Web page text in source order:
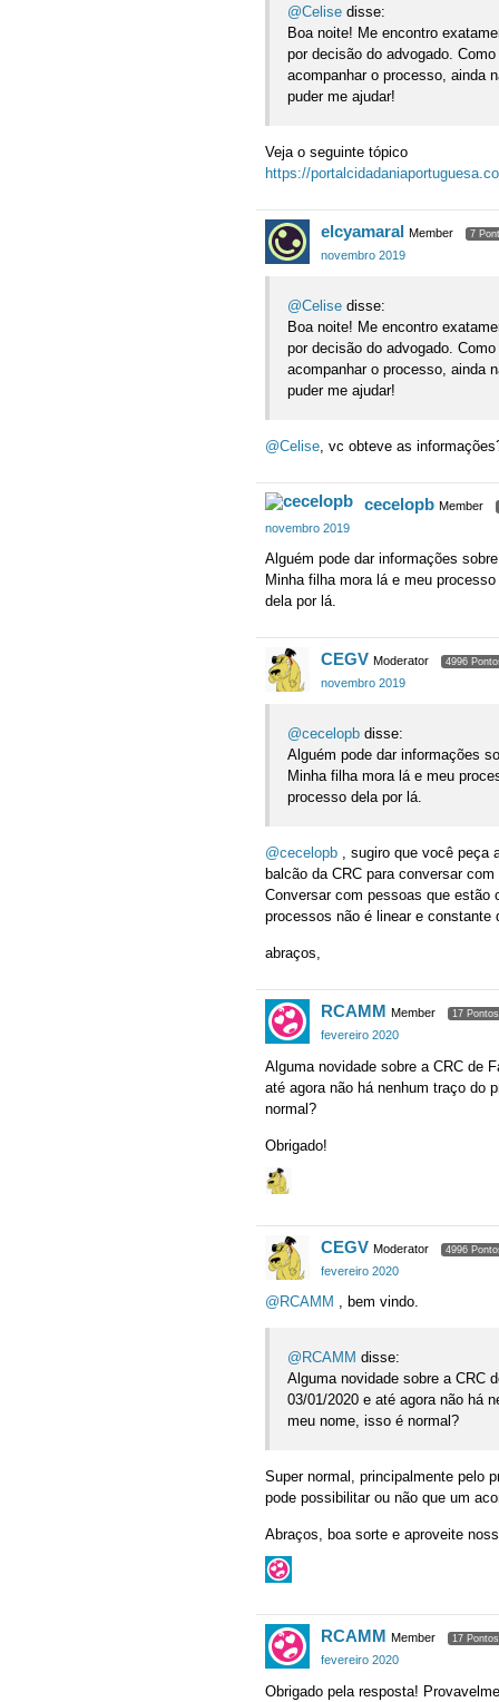
@Celise disse:
Boa noite! Me encontro
por decisão do advogado.
acompanhar o processo, ainda
puder me ajudar!
Veja o seguinte tópico
https://
elcyamaral Member 7
novembro 2019
@Celise disse:
Boa noite! Me encontro
por decisão do advogado.
acompanhar o processo, ainda
puder me ajudar!
@Celise , vc obteve as
cecelopb Member
novembro 2019
Alguém pode dar informações
Minha filha mora lá e meu
dela por lá.
CEGV Moderator 4996
novembro 2019
@cecelopb disse:
Alguém pode dar informações
Minha filha mora lá e meu
processo dela por lá.
@cecelopb , sugiro que você peça
balcão da CRC para conversar
Conversar com pessoas que estão
processos não é linear e constante
abraços,
RCAMM Member 17 Pontos
fevereiro 2020
Alguma novidade sobre a CRC de
até agora não há nenhum traço do
normal?
Obrigado!
CEGV Moderator 4996
fevereiro 2020
@RCAMM , bem vindo.
@RCAMM disse:
Alguma novidade sobre a CRC
03/01/2020 e até agora não há
meu nome, isso é normal?
Super normal, principalmente pelo
pode possibilitar ou não que um
Abraços, boa sorte e aproveite
RCAMM Member 17 Pontos
fevereiro 2020
Obrigado pela resposta!